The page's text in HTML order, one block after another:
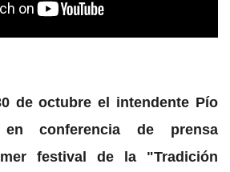
de octubre el intendente Pío
conferencia de prensa
festival de la "Tradición